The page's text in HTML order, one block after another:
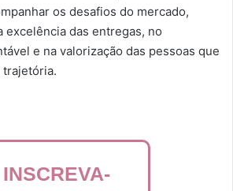
os desafios do mercado,
excelência das entregas, no
e na valorização das pessoas que
trajetória.
INSCREVA-